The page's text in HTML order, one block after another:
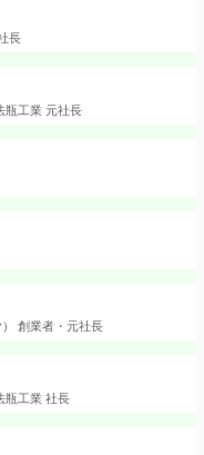
長
瓶工業 元社長
創業者・元社長
瓶工業 社長